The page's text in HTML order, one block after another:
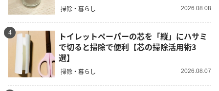
掃除・暮らし 2026.08.08
4
トイレットペーパーの芯を「縦」にハサミ
で切ると掃除で便利【芯の掃除活用術3
選】
掃除・暮らし 2026.08.07